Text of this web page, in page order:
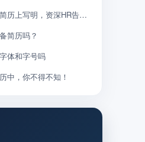
求职空窗期要不要在简历上写明，资深HR告诉你
简历吗？
体和字号吗
中，你不得不知！